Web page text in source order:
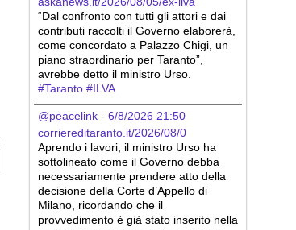
“Dal confronto con tutti gli attori e dai
contributi raccolti il Governo elaborerà,
come concordato a Palazzo Chigi, un
piano straordinario per Taranto”,
avrebbe detto il ministro Urso.
#Taranto #ILVA
@peacelink - 6/8/2026 21:50
corriereditaranto.it/2026/08/0
Aprendo i lavori, il ministro Urso ha
sottolineato come il Governo debba
necessariamente prendere atto della
decisione della Corte d’Appello di
Milano, ricordando che il
provvedimento è già stato inserito nella